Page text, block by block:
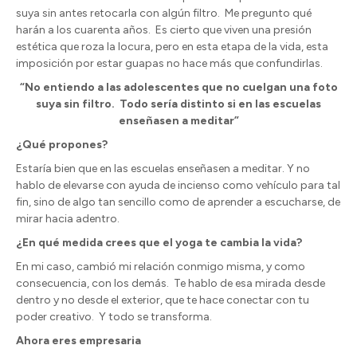
suya sin antes retocarla con algún filtro. Me pregunto qué
harán a los cuarenta años. Es cierto que viven una presión
estética que roza la locura, pero en esta etapa de la vida, esta
imposición por estar guapas no hace más que confundirlas.
“No entiendo a las adolescentes que no cuelgan una foto
suya sin filtro. Todo sería distinto si en las escuelas
enseñasen a meditar”
¿Qué propones?
Estaría bien que en las escuelas enseñasen a meditar. Y no
hablo de elevarse con ayuda de incienso como vehículo para tal
fin, sino de algo tan sencillo como de aprender a escucharse, de
mirar hacia adentro.
¿En qué medida crees que el yoga te cambia la vida?
En mi caso, cambió mi relación conmigo misma, y como
consecuencia, con los demás. Te hablo de esa mirada desde
dentro y no desde el exterior, que te hace conectar con tu
poder creativo. Y todo se transforma.
Ahora eres empresaria